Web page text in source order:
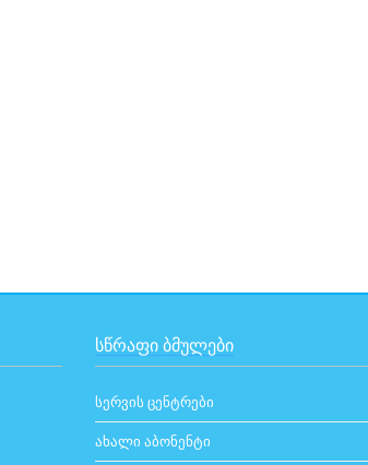
ᲡᲬᲠᲐᲤᲘ ᲑᲛᲣᲚᲔᲑᲘ
სერვის ცენტრები
ახალი აბონენტი